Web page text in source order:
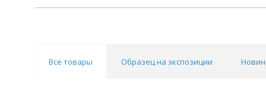
Все товары Образец на экспозиции